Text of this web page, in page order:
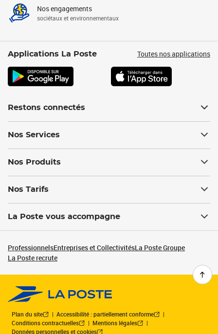
Nos engagements
sociétaux et environnementaux
Applications La Poste Toutes nos applications
Restons connectés
Nos Services
Nos Produits
Nos Tarifs
La Poste vous accompagne
ProfessionnelsEntreprises et CollectivitésLa Poste Groupe
La Poste recrute
Plan du site
Accessibilité : partiellement conforme
Conditions contractuelles
Mentions légales
Données personnelles et cookies